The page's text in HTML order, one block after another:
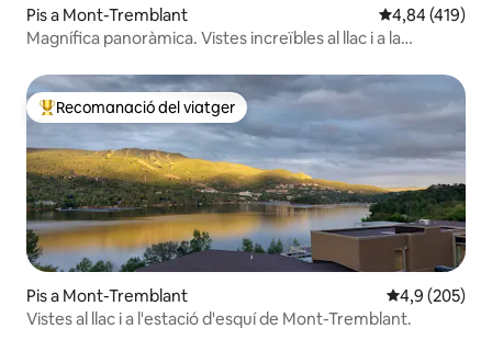
Pis a Mont-Tremblant 4,84 de
4,84 (419)
Magnífica panoràmica. Vistes increïbles al llac i a la
Principals recomanacions dels viatgers
Recomanació del viatger
Pis a Mont-Tremblant 4,9 de
4,9 (205)
Vistes al llac i a l'estació d'esquí de Mont-Tremblant.